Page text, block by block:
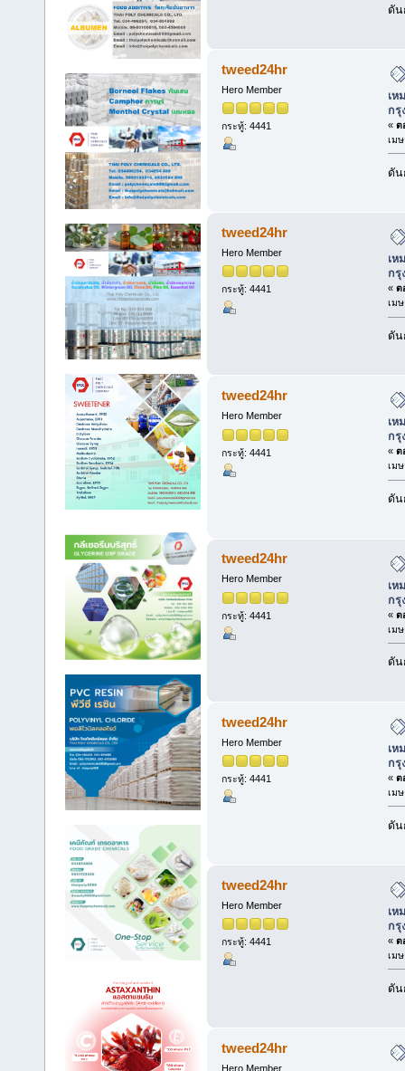
ดัน
tweed24hr
Hero Member
กระทู้: 4441
เห
กรุ
« ต
เม
ดัน
tweed24hr
Hero Member
กระทู้: 4441
เห
กรุ
« ต
เม
ดัน
tweed24hr
Hero Member
กระทู้: 4441
เห
กรุ
« ต
เม
ดัน
tweed24hr
Hero Member
กระทู้: 4441
เห
กรุ
« ต
เม
ดัน
tweed24hr
Hero Member
กระทู้: 4441
เห
กรุ
« ต
เม
ดัน
tweed24hr
Hero Member
กระทู้: 4441
เห
กรุ
« ต
เม
ดัน
tweed24hr
Hero Member